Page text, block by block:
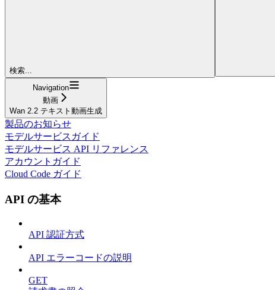
検索...
Navigation
動画
Wan 2.2 テキスト動画生成
製品のお知らせ
モデルサービスガイド
モデルサービス API リファレンス
アカウントガイド
Cloud Code ガイド
API の基本
API 認証方式
API エラーコードの説明
GET